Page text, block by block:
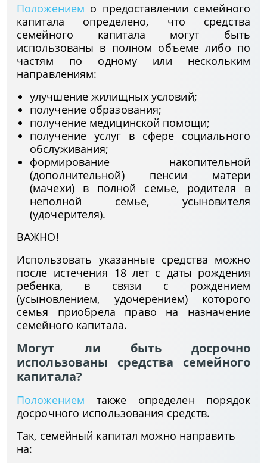
Положением о предоставлении семейного
капитала определено, что средства
семейного капитала могут быть
использованы в полном объеме либо по
частям по одному или нескольким
направлениям:
улучшение жилищных условий;
получение образования;
получение медицинской помощи;
получение услуг в сфере социального
обслуживания;
формирование накопительной
(дополнительной) пенсии матери
(мачехи) в полной семье, родителя в
неполной семье, усыновителя
(удочерителя).
ВАЖНО!
Использовать указанные средства можно
после истечения 18 лет с даты рождения
ребенка, в связи с рождением
(усыновлением, удочерением) которого
семья приобрела право на назначение
семейного капитала.
Могут ли быть досрочно
использованы средства семейного
капитала?
Положением также определен порядок
досрочного использования средств.
Так, семейный капитал можно направить
на: